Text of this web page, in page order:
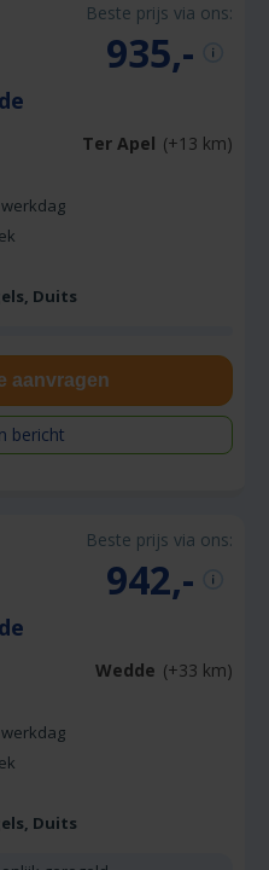
Beste prijs via ons:
935,-
Ter Apel (+13 km)
Duits
aanvragen
bericht
Beste prijs via ons:
942,-
Wedde (+33 km)
Duits